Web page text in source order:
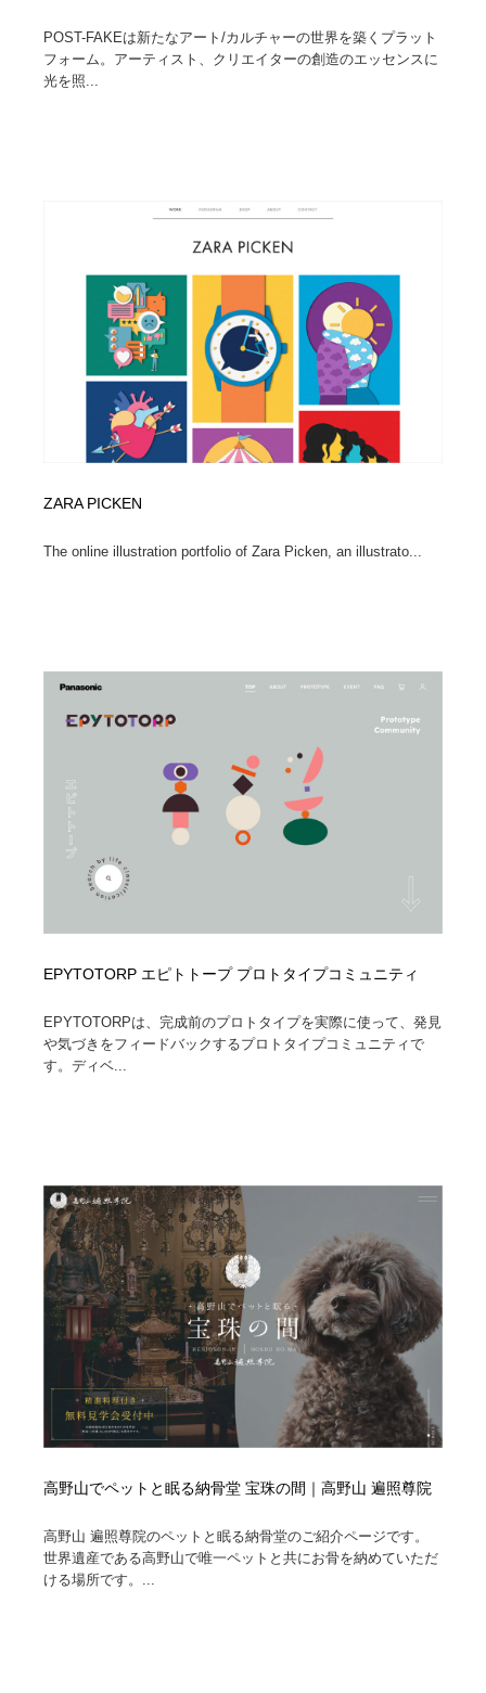
POST-FAKEは新たなアート/カルチャーの世界を築くプラット
フォーム。アーティスト、クリエイターの創造のエッセンスに
光を照...
ZARA PICKEN
The online illustration portfolio of Zara Picken, an illustrato...
EPYTOTORP エピトトープ プロトタイプコミュニティ
EPYTOTORPは、完成前のプロトタイプを実際に使って、発見
や気づきをフィードバックするプロトタイプコミュニティで
す。ディベ...
高野山でペットと眠る納骨堂 宝珠の間｜高野山 遍照尊院
高野山 遍照尊院のペットと眠る納骨堂のご紹介ページです。
世界遺産である高野山で唯一ペットと共にお骨を納めていただ
ける場所です。...